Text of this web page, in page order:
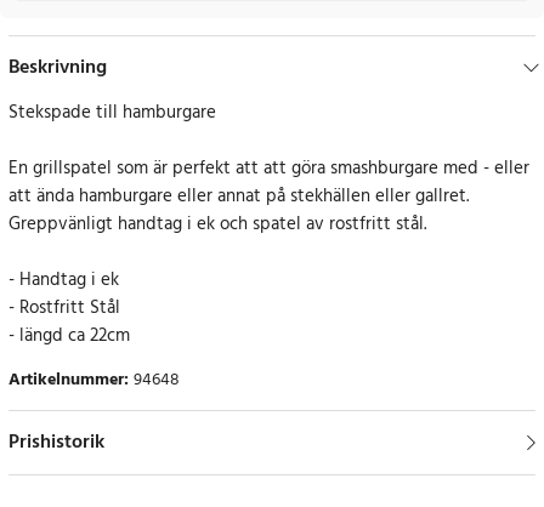
Beskrivning
Stekspade till hamburgare
En grillspatel som är perfekt att att göra smashburgare med - eller
att ända hamburgare eller annat på stekhällen eller gallret.
Greppvänligt handtag i ek och spatel av rostfritt stål.
- Handtag i ek
- Rostfritt Stål
- längd ca 22cm
Artikelnummer:94648
Prishistorik